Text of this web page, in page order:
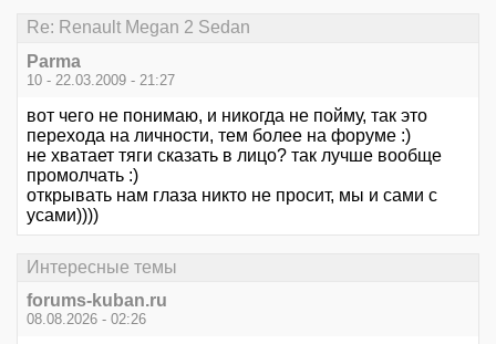
Re: Renault Megan 2 Sedan
Parma
10 - 22.03.2009 - 21:27
вот чего не понимаю, и никогда не пойму, так это
перехода на личности, тем более на форуме :)
не хватает тяги сказать в лицо? так лучше вообще
промолчать :)
открывать нам глаза никто не просит, мы и сами с
усами))))
Интересные темы
forums-kuban.ru
08.08.2026 - 02:26